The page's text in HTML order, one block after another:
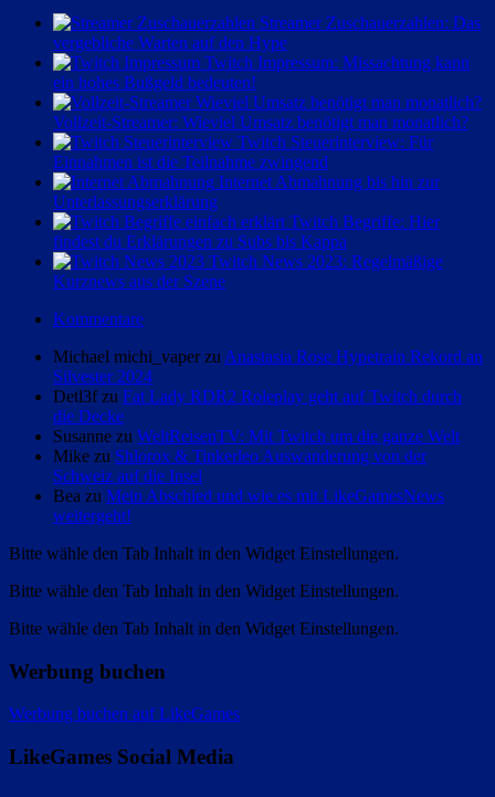
Streamer Zuschauerzahlen: Das
vergebliche Warten auf den Hype
Twitch Impressum: Missachtung kann
ein hohes Bußgeld bedeuten!
Vollzeit-Streamer: Wieviel Umsatz benötigt man monatlich?
Twitch Steuerinterview: Für
Einnahmen ist die Teilnahme zwingend
Internet Abmahnung bis hin zur
Unterlassungserklärung
Twitch Begriffe: Hier
findest du Erklärungen zu Subs bis Kappa
Twitch News 2023: Regelmäßige
Kurznews aus der Szene
Kommentare
Michael michi_vaper zu Anastasia Rose Hypetrain Rekord an
Silvester 2024
Detl3f zu Fat Lady RDR2 Roleplay geht auf Twitch durch
die Decke
Susanne zu WeltReisenTV: Mit Twitch um die ganze Welt
Mike zu Shlorox & Tinkerleo Auswanderung von der
Schweiz auf die Insel
Bea zu Mein Abschied und wie es mit LikeGamesNews
weitergeht!
Bitte wähle den Tab Inhalt in den Widget Einstellungen.
Bitte wähle den Tab Inhalt in den Widget Einstellungen.
Bitte wähle den Tab Inhalt in den Widget Einstellungen.
Werbung buchen
Werbung buchen auf LikeGames
LikeGames Social Media